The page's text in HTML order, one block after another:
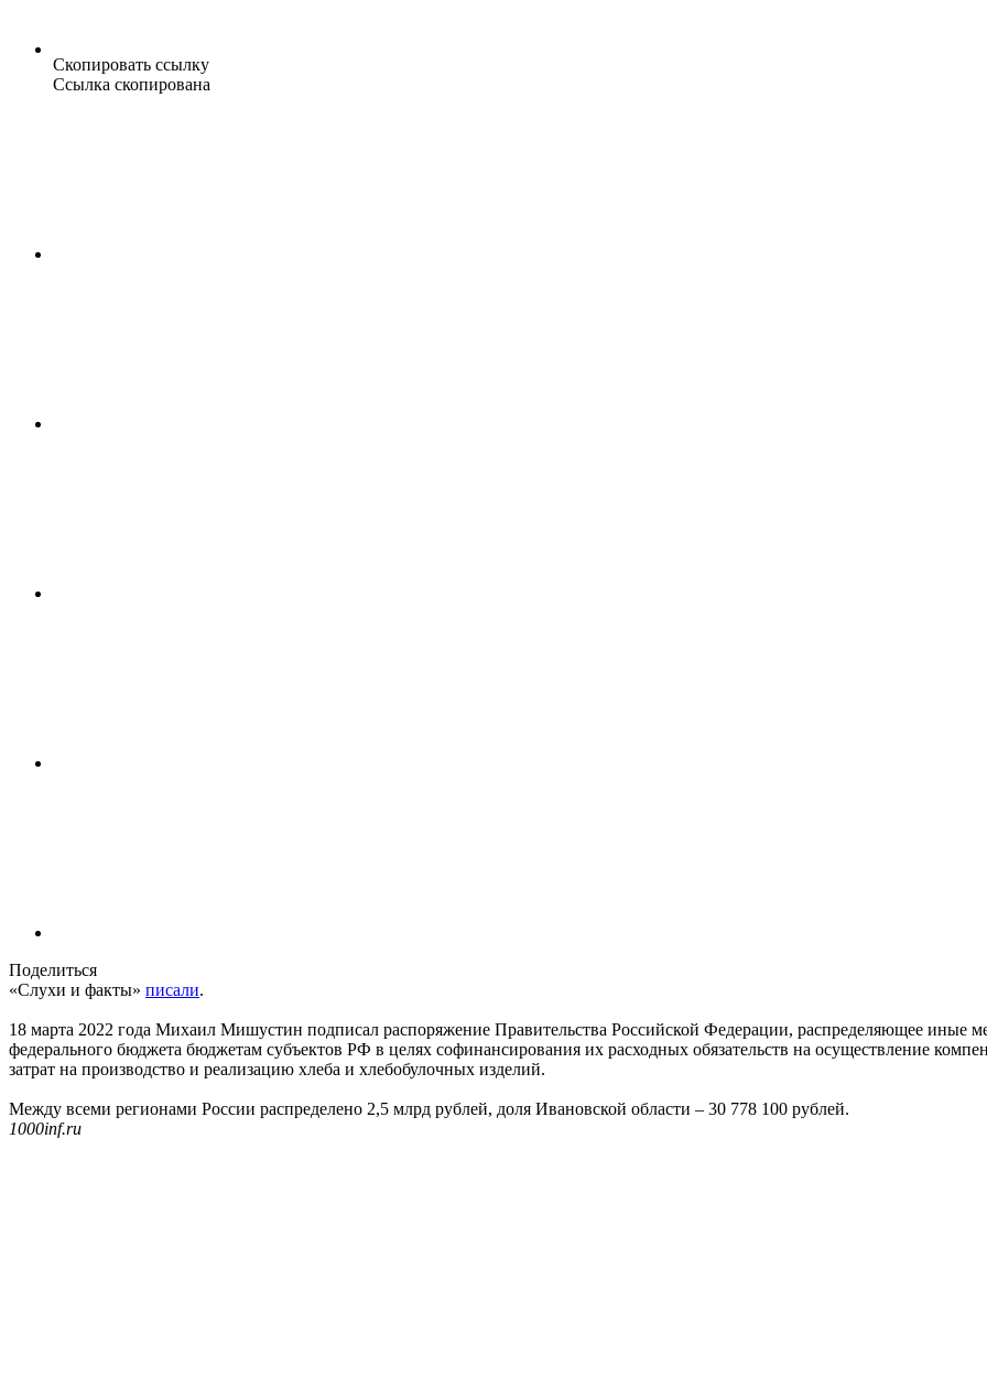
Скопировать ссылку
Ссылка скопирована
Поделиться
«Слухи и факты» писали.
18 марта 2022 года Михаил Мишустин подписал распоряжение Правительства Российской Федерации, распределяющее иные
федерального бюджета бюджетам субъектов РФ в целях софинансирования их расходных обязательств на осуществление
затрат на производство и реализацию хлеба и хлебобулочных изделий.
Между всеми регионами России распределено 2,5 млрд рублей, доля Ивановской области – 30 778 100 рублей.
1000inf.ru